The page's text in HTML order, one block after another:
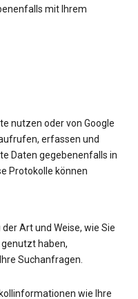
mit Ihrem
nutzen oder von Google
erfassen und
Daten gegebenenfalls in
Protokolle können
Art und Weise, wie Sie
haben,
Suchanfragen.
wie Ihre